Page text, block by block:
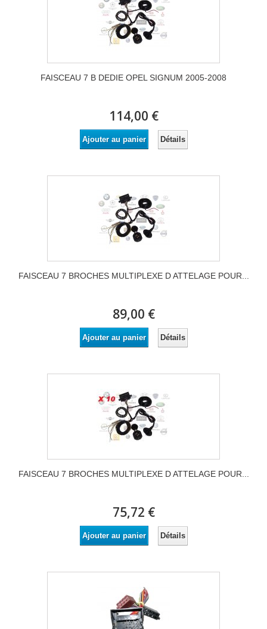
FAISCEAU 7 B DEDIE OPEL SIGNUM 2005-2008
114,00 €
Ajouter au panier Détails
FAISCEAU 7 BROCHES MULTIPLEXE D ATTELAGE POUR...
89,00 €
Ajouter au panier Détails
FAISCEAU 7 BROCHES MULTIPLEXE D ATTELAGE POUR...
75,72 €
Ajouter au panier Détails